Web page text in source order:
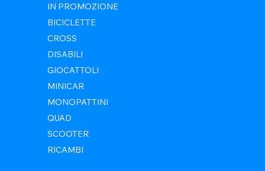
IN PROMOZIONE
BICICLETTE
CROSS
DISABILI
GIOCATTOLI
MINICAR
MONOPATTINI
QUAD
SCOOTER
RICAMBI